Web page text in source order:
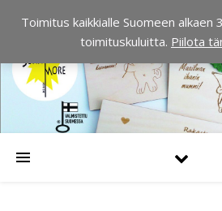
Toimitus kaikkialle Suomeen alkaen
toimituskuluitta. Piilota